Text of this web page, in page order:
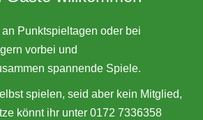
Punktspieltagen oder bei
vorbei und
spannende Spiele.
spielen, seid aber kein Mitglied,
könnt ihr unter 0172 7336358